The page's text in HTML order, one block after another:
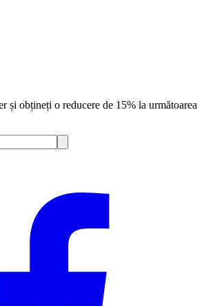
și obțineți o reducere de 15% la următoarea